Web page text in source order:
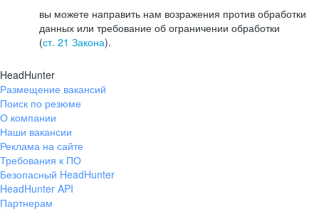
вы можете направить нам возражения против обработки
данных или требование об ограничении обработки
(ст. 21 Закона).
HeadHunter
Размещение вакансий
Поиск по резюме
О компании
Наши вакансии
Реклама на сайте
Требования к ПО
Безопасный HeadHunter
HeadHunter API
Партнерам